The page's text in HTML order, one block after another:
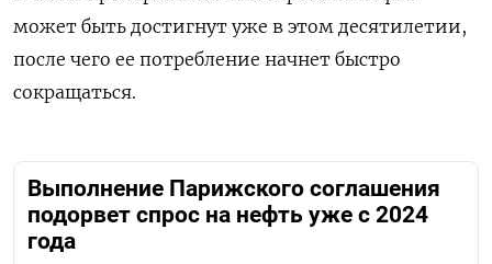
может быть достигнут уже в этом десятилетии,
после чего ее потребление начнет быстро
сокращаться.
Выполнение Парижского соглашения
подорвет спрос на нефть уже с 2024
года